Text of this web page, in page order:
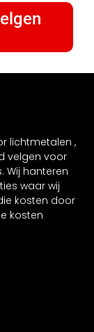
lichtmetalen ,
velgen voor
Wij hanteren
waar wij
kosten door
kosten